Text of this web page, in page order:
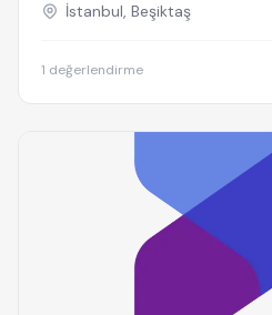
İstanbul, Beşiktaş
1 değerlendirme